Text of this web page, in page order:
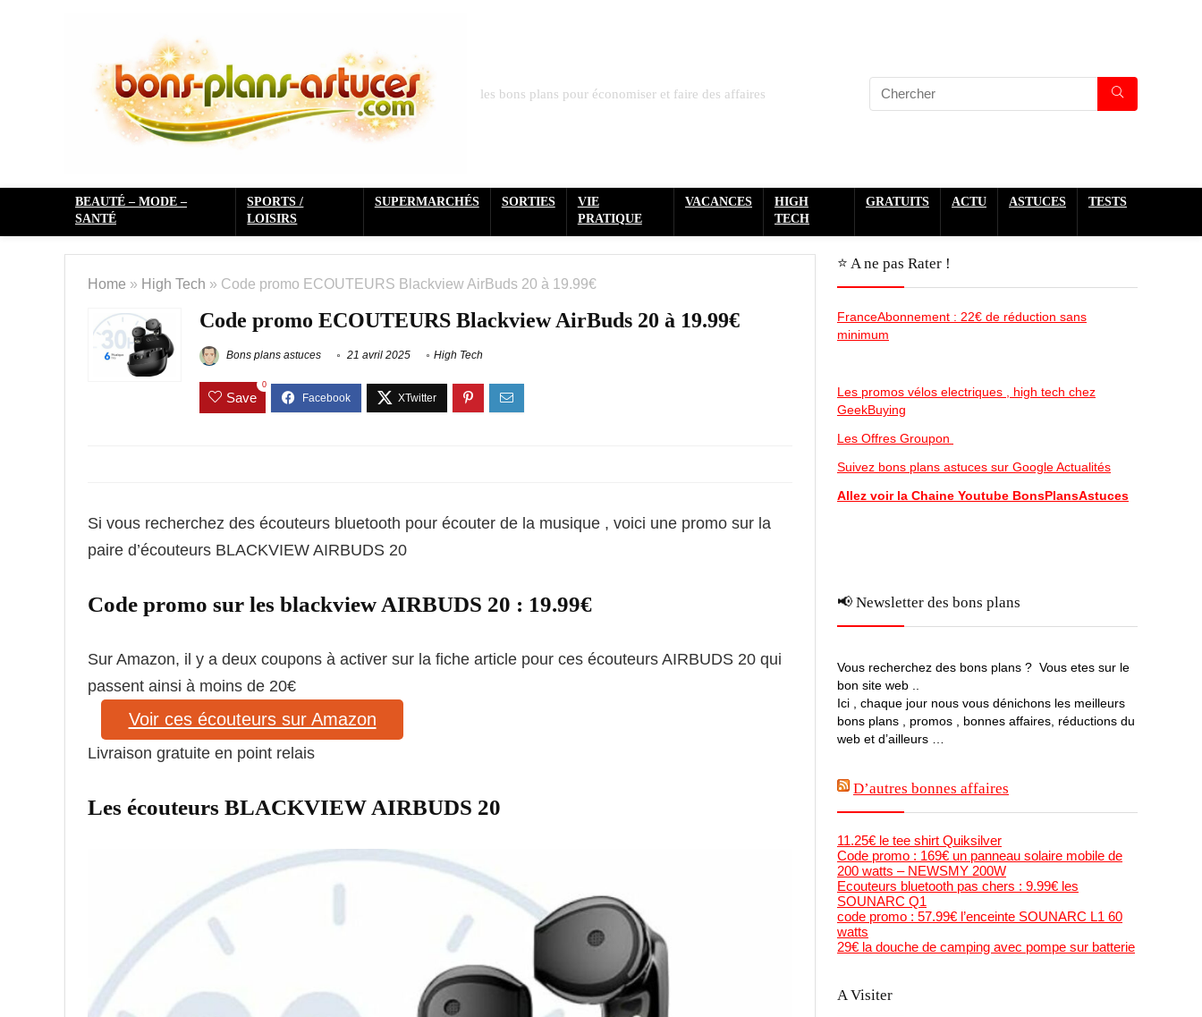
les bons plans pour économiser et faire des affaires
BEAUTÉ – MODE –
SANTÉ
SPORTS /
LOISIRS
SUPERMARCHÉS SORTIES
VIE
PRATIQUE
VACANCES
HIGH
TECH
GRATUITS ACTU ASTUCES TESTS
Home » High Tech » Code promo ECOUTEURS Blackview AirBuds 20 à 19.99€
Code promo ECOUTEURS Blackview AirBuds 20 à 19.99€
Bons plans astuces 21 avril 2025 High Tech
Save
0
Si vous recherchez des écouteurs bluetooth pour écouter de la musique , voici une promo sur la
paire d’écouteurs BLACKVIEW AIRBUDS 20
Code promo sur les blackview AIRBUDS 20 : 19.99€
Sur Amazon, il y a deux coupons à activer sur la fiche article pour ces écouteurs AIRBUDS 20 qui
passent ainsi à moins de 20€
Voir ces écouteurs sur Amazon
Livraison gratuite en point relais
Les écouteurs BLACKVIEW AIRBUDS 20
⭐️ A ne pas Rater !
FranceAbonnement : 22€ de réduction sans
minimum
Les promos vélos electriques , high tech chez
GeekBuying
Les Offres Groupon
Suivez bons plans astuces sur Google Actualités
Allez voir la Chaine Youtube BonsPlansAstuces
📢 Newsletter des bons plans
Vous recherchez des bons plans ? Vous etes sur le
bon site web ..
Ici , chaque jour nous vous dénichons les meilleurs
bons plans , promos , bonnes affaires, réductions du
web et d’ailleurs …
D’autres bonnes affaires
11.25€ le tee shirt Quiksilver
Code promo : 169€ un panneau solaire mobile de
200 watts – NEWSMY 200W
Ecouteurs bluetooth pas chers : 9.99€ les
SOUNARC Q1
code promo : 57.99€ l’enceinte SOUNARC L1 60
watts
29€ la douche de camping avec pompe sur batterie
A Visiter